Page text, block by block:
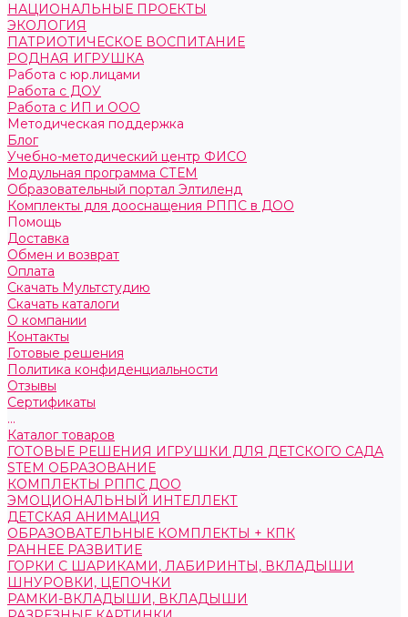
НАЦИОНАЛЬНЫЕ ПРОЕКТЫ
ЭКОЛОГИЯ
ПАТРИОТИЧЕСКОЕ ВОСПИТАНИЕ
РОДНАЯ ИГРУШКА
Работа с юр.лицами
Работа с ДОУ
Работа с ИП и ООО
Методическая поддержка
Блог
Учебно-методический центр ФИСО
Модульная программа СТЕМ
Образовательный портал Элтиленд
Комплекты для дооснащения РППС в ДОО
Помощь
Доставка
Обмен и возврат
Оплата
Скачать Мультстудию
Скачать каталоги
О компании
Контакты
Готовые решения
Политика конфиденциальности
Отзывы
Сертификаты
...
Каталог товаров
ГОТОВЫЕ РЕШЕНИЯ ИГРУШКИ ДЛЯ ДЕТСКОГО САДА
STEM ОБРАЗОВАНИЕ
КОМПЛЕКТЫ РППС ДОО
ЭМОЦИОНАЛЬНЫЙ ИНТЕЛЛЕКТ
ДЕТСКАЯ АНИМАЦИЯ
ОБРАЗОВАТЕЛЬНЫЕ КОМПЛЕКТЫ + КПК
РАННЕЕ РАЗВИТИЕ
ГОРКИ С ШАРИКАМИ, ЛАБИРИНТЫ, ВКЛАДЫШИ
ШНУРОВКИ, ЦЕПОЧКИ
РАМКИ-ВКЛАДЫШИ, ВКЛАДЫШИ